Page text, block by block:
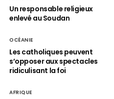
Un responsable religieux
enlevé au Soudan
OCÉANIE
Les catholiques peuvent
s’opposer aux spectacles
ridiculisant la foi
AFRIQUE